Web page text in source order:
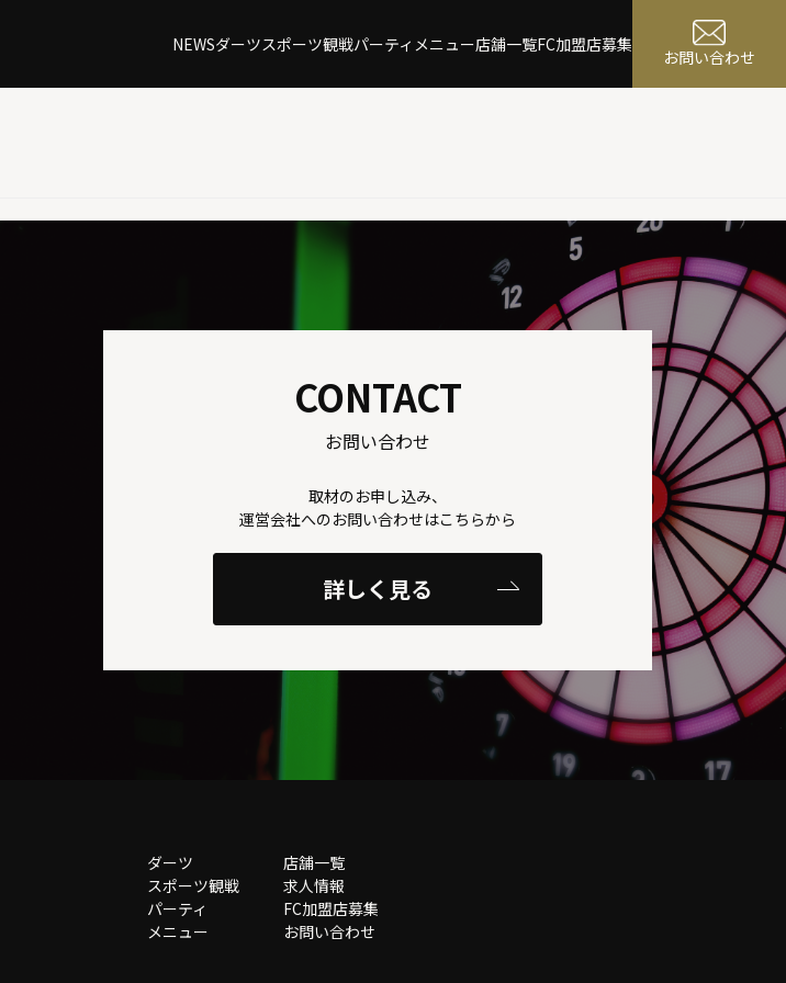
NEWSダーツスポーツ観戦パーティ メニュー店舗一覧FC加盟店募集
お問い合わせ
CONTACT
お問い合わせ
取材のお申し込み、
運営会社へのお問い合わせはこちらから
詳しく見る
ダーツ
スポーツ観戦
パーティ
メニュー
店舗一覧
求人情報
FC加盟店募集
お問い合わせ